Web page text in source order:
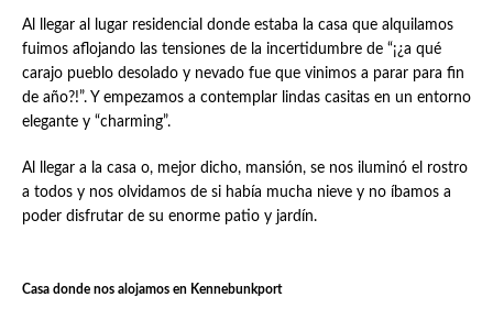
Al llegar al lugar residencial donde estaba la casa que alquilamos
fuimos aflojando las tensiones de la incertidumbre de “¡¿a qué
carajo pueblo desolado y nevado fue que vinimos a parar para fin
de año?!”. Y empezamos a contemplar lindas casitas en un entorno
elegante y “charming”.
Al llegar a la casa o, mejor dicho, mansión, se nos iluminó el rostro
a todos y nos olvidamos de si había mucha nieve y no íbamos a
poder disfrutar de su enorme patio y jardín.
Casa donde nos alojamos en Kennebunkport